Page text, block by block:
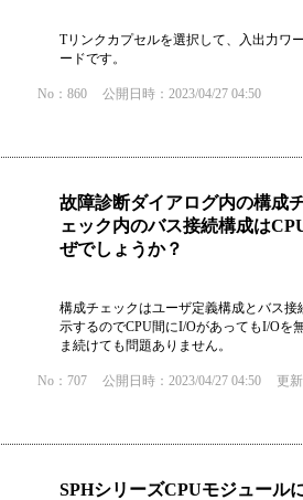
Tリンクカプセルを選択して、入出力ワ
ードです。
No：860 公開日時：2023/04/27 04:50
故障診断ダイアログ内の構成
ェック内のバス接続構成は
ぜでしょうか？
構成チェックはユーザ定義構成とバス
示するのでCPU間にI/OがあってもI/Oを
ま続けても問題ありません。
No：707 公開日時：2023/04/27 04:50 更
SPHシリーズCPUモジュール